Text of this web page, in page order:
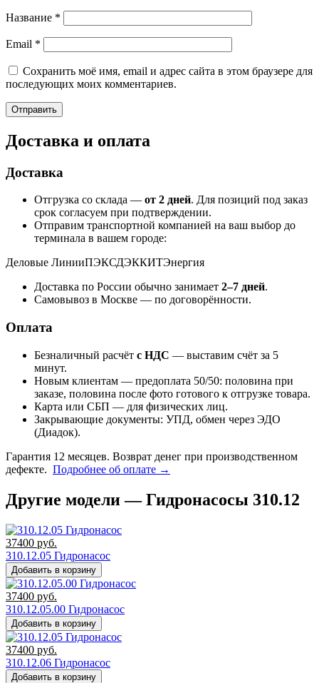
Название *
Email *
Сохранить моё имя, email и адрес сайта в этом браузере для
последующих моих комментариев.
Доставка и оплата
Доставка
Отгрузка со склада — от 2 дней. Для позиций под заказ
срок согласуем при подтверждении.
Отправим транспортной компанией на ваш выбор до
терминала в вашем городе:
Деловые ЛинииПЭКСДЭККИТЭнергия
Доставка по России обычно занимает 2–7 дней.
Самовывоз в Москве — по договорённости.
Оплата
Безналичный расчёт с НДС — выставим счёт за 5
минут.
Новым клиентам — предоплата 50/50: половина при
заказе, половина после фото готового к отгрузке товара.
Карта или СБП — для физических лиц.
Закрывающие документы: УПД, обмен через ЭДО
(Диадок).
Гарантия 12 месяцев. Возврат денег при производственном
дефекте. Подробнее об оплате →
Другие модели — Гидронасосы 310.12
37400 руб.
310.12.05 Гидронасос
Добавить в корзину
37400 руб.
310.12.05.00 Гидронасос
Добавить в корзину
37400 руб.
310.12.06 Гидронасос
Добавить в корзину